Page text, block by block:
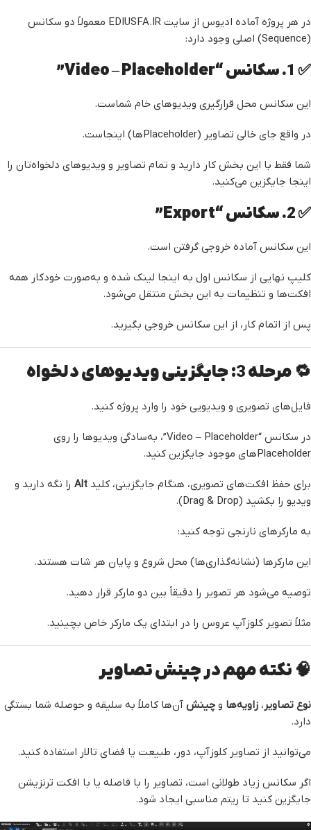
در هر پروژه آماده ادیوس از سایت EDIUSFA.IR معمولاً دو سکانس
(Sequence) اصلی وجود دارد:
✅ 1. سکانس “Video – Placeholder”
این سکانس محل قرارگیری ویدیوهای خام شماست.
در واقع جای خالی تصاویر (Placeholderها) اینجاست.
شما فقط با این بخش کار دارید و تمام تصاویر و ویدیوهای دلخواه‌تان را
اینجا جایگزین می‌کنید.
✅ 2. سکانس “Export”
این سکانس آماده خروجی گرفتن است.
کلیپ نهایی از سکانس اول به اینجا لینک شده و به‌صورت خودکار همه
افکت‌ها و تنظیمات به این بخش منتقل می‌شود.
پس از اتمام کار، از این سکانس خروجی بگیرید.
🔁 مرحله 3: جایگزینی ویدیوهای دلخواه
فایل‌های تصویری و ویدیویی خود را وارد پروژه کنید.
در سکانس “Video – Placeholder”، به‌سادگی ویدیوها را روی
Placeholderهای موجود جایگزین کنید.
برای حفظ افکت‌های تصویری، هنگام جایگزینی، کلید Alt را نگه دارید و
ویدیو را بکشید (Drag & Drop).
به مارکرهای نارنجی توجه کنید:
این مارکرها (نشانه‌گذاری‌ها) محل شروع و پایان هر شات هستند.
توصیه می‌شود هر تصویر را دقیقاً بین دو مارکر قرار دهید.
مثلاً تصویر کلوزآپ عروس را در ابتدای یک مارکر خاص بچینید.
🧠 نکته مهم در چینش تصاویر
نوع تصاویر ، زاویه‌ها و چینش آن‌ها کاملاً به سلیقه و حوصله شما بستگی
دارد.
می‌توانید از تصاویر کلوزآپ، دور، طبیعت یا فضای تالار استفاده کنید.
اگر سکانس زیاد طولانی است، تصاویر را با فاصله یا با افکت ترنزیشن
جایگزین کنید تا ریتم مناسبی ایجاد شود.